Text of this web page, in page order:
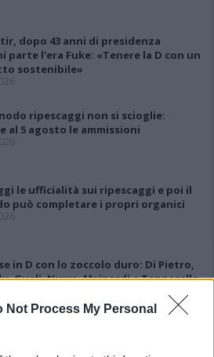
Not Process My Personal
dopo 43 anni di presidenza
parte l'era Fuke: «Tenere la D con un
sostenibile»
ripescaggi non si scioglie:
al 5 agosto le ammissioni
le ufficialità sui ripescaggi e poi il
può completare i propri organici
in D con lo zoccolo duro: Di Pietro,
Gueli, Nurra, Mainardi e Tapparello